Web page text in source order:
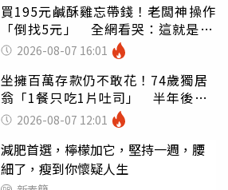
買195元鹹酥雞忘帶錢！老闆神操作
「倒找5元」 全網看哭：這就是台
灣 2026-08-07 16:01
坐擁百萬存款仍不敢花！74歲獨居
翁「1餐只吃1片吐司」 半年後暴
瘦嚇壞女兒
2026-08-07 12:01
減肥首選，檸檬加它，堅持一週，腰
細了，瘦到你懷疑人生